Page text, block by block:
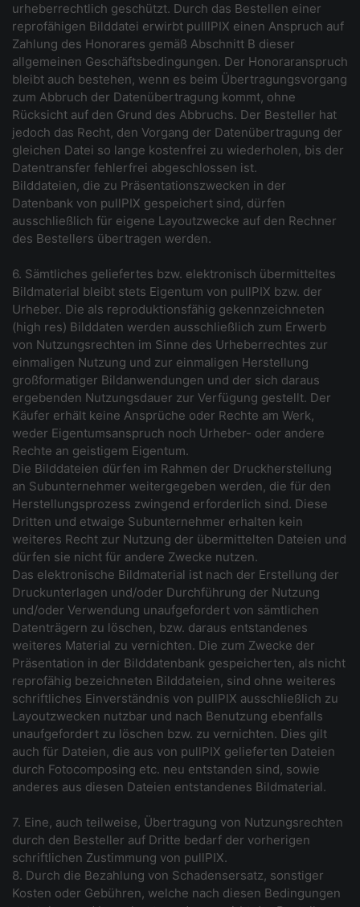
urheberrechtlich geschützt. Durch das Bestellen einer
reprofähigen Bilddatei erwirbt pulllPIX einen Anspruch auf
Zahlung des Honorares gemäß Abschnitt B dieser
allgemeinen Geschäftsbedingungen. Der Honoraranspruch
bleibt auch bestehen, wenn es beim Übertragungsvorgang
zum Abbruch der Datenübertragung kommt, ohne
Rücksicht auf den Grund des Abbruchs. Der Besteller hat
jedoch das Recht, den Vorgang der Datenübertragung der
gleichen Datei so lange kostenfrei zu wiederholen, bis der
Datentransfer fehlerfrei abgeschlossen ist.
Bilddateien, die zu Präsentationszwecken in der
Datenbank von pullPIX gespeichert sind, dürfen
ausschließlich für eigene Layoutzwecke auf den Rechner
des Bestellers übertragen werden.
6. Sämtliches geliefertes bzw. elektronisch übermitteltes
Bildmaterial bleibt stets Eigentum von pullPIX bzw. der
Urheber. Die als reproduktionsfähig gekennzeichneten
(high res) Bilddaten werden ausschließlich zum Erwerb
von Nutzungsrechten im Sinne des Urheberrechtes zur
einmaligen Nutzung und zur einmaligen Herstellung
großformatiger Bildanwendungen und der sich daraus
ergebenden Nutzungsdauer zur Verfügung gestellt. Der
Käufer erhält keine Ansprüche oder Rechte am Werk,
weder Eigentumsanspruch noch Urheber- oder andere
Rechte an geistigem Eigentum.
Die Bilddateien dürfen im Rahmen der Druckherstellung
an Subunternehmer weitergegeben werden, die für den
Herstellungsprozess zwingend erforderlich sind. Diese
Dritten und etwaige Subunternehmer erhalten kein
weiteres Recht zur Nutzung der übermittelten Dateien und
dürfen sie nicht für andere Zwecke nutzen.
Das elektronische Bildmaterial ist nach der Erstellung der
Druckunterlagen und/oder Durchführung der Nutzung
und/oder Verwendung unaufgefordert von sämtlichen
Datenträgern zu löschen, bzw. daraus entstandenes
weiteres Material zu vernichten. Die zum Zwecke der
Präsentation in der Bilddatenbank gespeicherten, als nicht
reprofähig bezeichneten Bilddateien, sind ohne weiteres
schriftliches Einverständnis von pullPIX ausschließlich zu
Layoutzwecken nutzbar und nach Benutzung ebenfalls
unaufgefordert zu löschen bzw. zu vernichten. Dies gilt
auch für Dateien, die aus von pullPIX gelieferten Dateien
durch Fotocomposing etc. neu entstanden sind, sowie
anderes aus diesen Dateien entstandenes Bildmaterial.
7. Eine, auch teilweise, Übertragung von Nutzungsrechten
durch den Besteller auf Dritte bedarf der vorherigen
schriftlichen Zustimmung von pullPIX.
8. Durch die Bezahlung von Schadensersatz, sonstiger
Kosten oder Gebühren, welche nach diesen Bedingungen